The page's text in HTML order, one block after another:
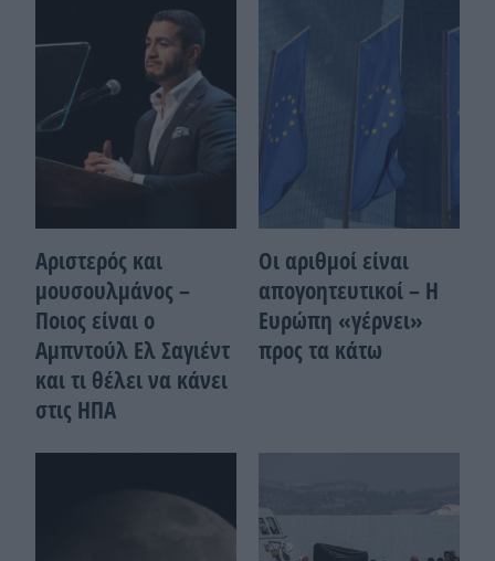
Αριστερός και
μουσουλμάνος –
Ποιoς είναι ο
Αμπντούλ Ελ Σαγιέντ
και τι θέλει να κάνει
στις ΗΠΑ
Οι αριθμοί είναι
απογοητευτικοί – Η
Ευρώπη «γέρνει»
προς τα κάτω